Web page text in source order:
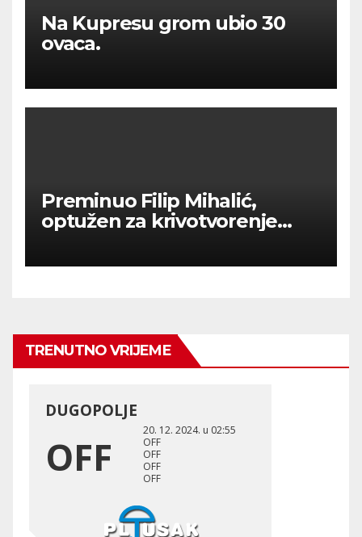
Na Kupresu grom ubio 30
ovaca.
Preminuo Filip Mihalić,
optužen za krivotvorenje
TRENUTNO VRIJEME